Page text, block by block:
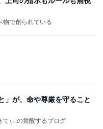
震予測のサイトに注目!